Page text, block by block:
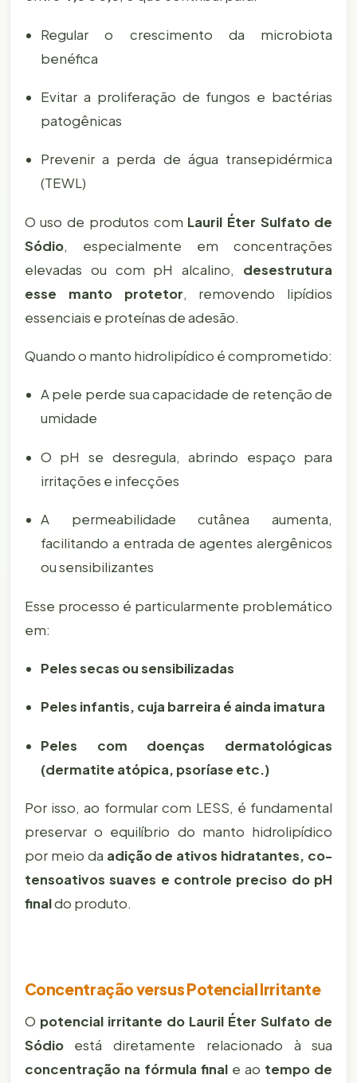
Regular o crescimento da microbiota
benéfica
Evitar a proliferação de fungos e bactérias
patogênicas
Prevenir a perda de água transepidérmica
(TEWL)
O uso de produtos com Lauril Éter Sulfato de
Sódio, especialmente em concentrações
elevadas ou com pH alcalino, desestrutura
esse manto protetor, removendo lipídios
essenciais e proteínas de adesão.
Quando o manto hidrolipídico é comprometido:
A pele perde sua capacidade de retenção de
umidade
O pH se desregula, abrindo espaço para
irritações e infecções
A permeabilidade cutânea aumenta,
facilitando a entrada de agentes alergênicos
ou sensibilizantes
Esse processo é particularmente problemático
em:
Peles secas ou sensibilizadas
Peles infantis, cuja barreira é ainda imatura
Peles com doenças dermatológicas
(dermatite atópica, psoríase etc.)
Por isso, ao formular com LESS, é fundamental
preservar o equilíbrio do manto hidrolipídico
por meio da adição de ativos hidratantes, co-
tensoativos suaves e controle preciso do pH
finaldo produto.
Concentração versus Potencial Irritante
O potencial irritante do Lauril Éter Sulfato de
Sódioestá diretamente relacionado à sua
concentração na fórmula finale ao tempo de